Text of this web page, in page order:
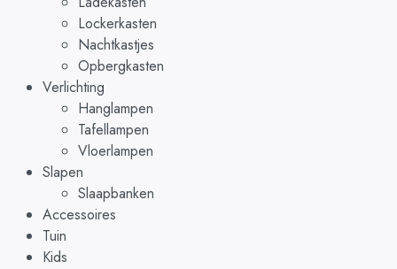
Lockerkasten
Nachtkastjes
Opbergkasten
Verlichting
Hanglampen
Tafellampen
Vloerlampen
Slapen
Slaapbanken
Accessoires
Tuin
Kids